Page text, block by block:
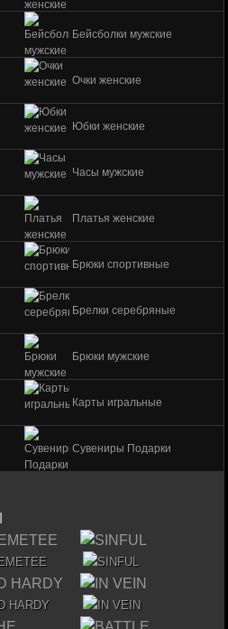
Бейсболки мужские
Очки женские
Юбки женские
Часы мужские
Платья женские
Брюки спортивные
Брелки серебряные
Брюки мужские
Карты игральные
Сувениры Подарки